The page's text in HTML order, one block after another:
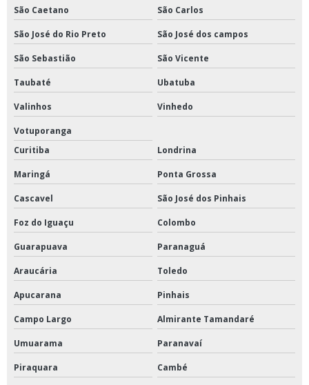
São Caetano São Carlos
São José do Rio Preto São José dos campos
São Sebastião São Vicente
Taubaté Ubatuba
Valinhos Vinhedo
Votuporanga
Curitiba
Londrina
Maringá Ponta Grossa
Cascavel São José dos Pinhais
Foz do Iguaçu Colombo
Guarapuava Paranaguá
Araucária Toledo
Apucarana Pinhais
Campo Largo Almirante Tamandaré
Umuarama Paranavaí
Piraquara Cambé